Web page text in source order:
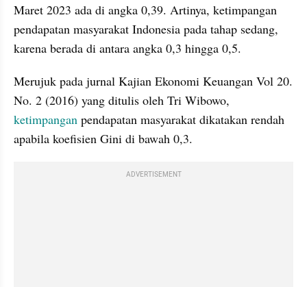
Maret 2023 ada di angka 0,39. Artinya, ketimpangan
pendapatan masyarakat Indonesia pada tahap sedang,
karena berada di antara angka 0,3 hingga 0,5.
Merujuk pada jurnal Kajian Ekonomi Keuangan Vol 20.
ketimpangan pendapatan masyarakat dikatakan rendah
apabila koefisien Gini di bawah 0,3.
ADVERTISEMENT